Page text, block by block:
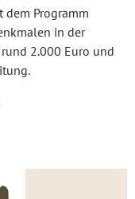
dem Programm
in der
2.000 Euro und